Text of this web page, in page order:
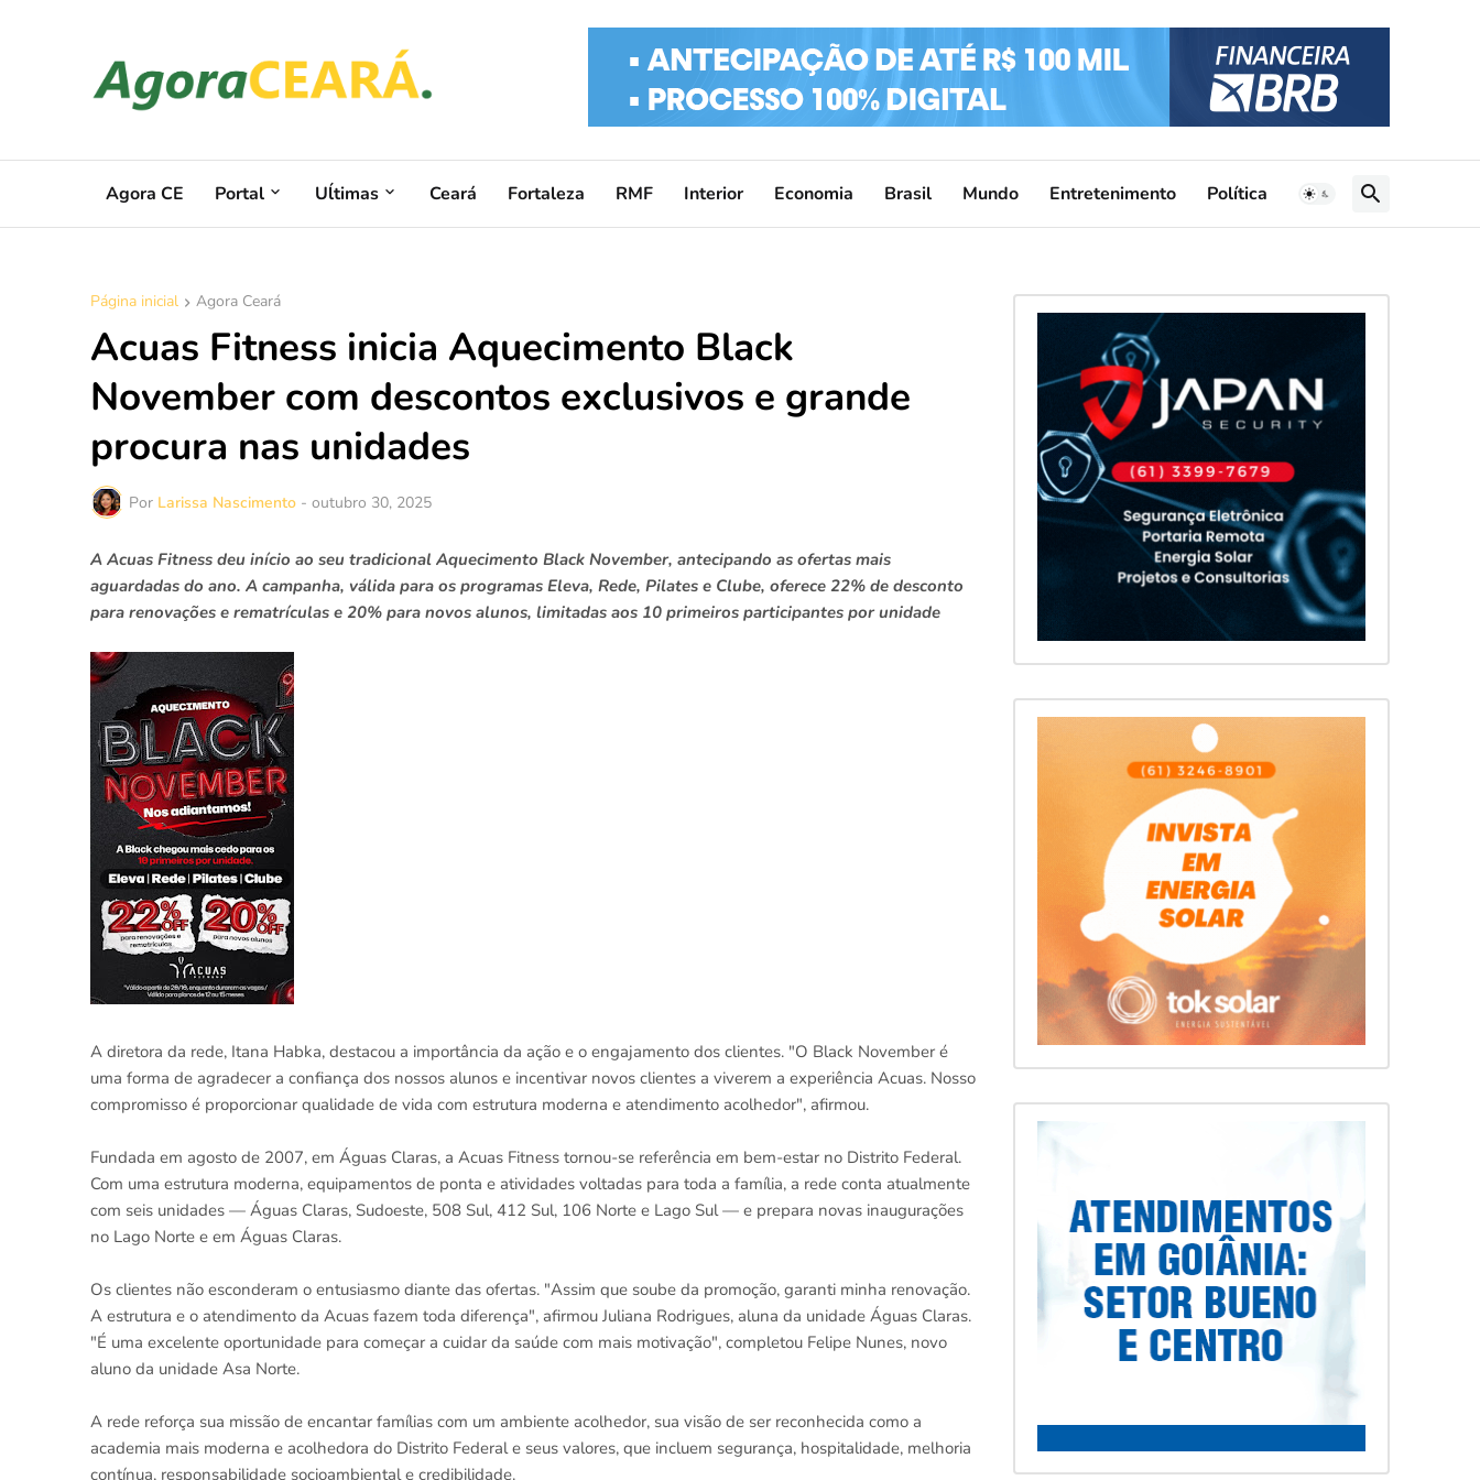
Agora CE Portal Uĺtimas Ceará Fortaleza RMF Interior Economia Brasil Mundo Entretenimento Política
Página inicial Agora Ceará
Acuas Fitness inicia Aquecimento Black
November com descontos exclusivos e grande
procura nas unidades
Por Larissa Nascimento - outubro 30, 2025
A Acuas Fitness deu início ao seu tradicional Aquecimento Black November, antecipando as ofertas mais
aguardadas do ano. A campanha, válida para os programas Eleva, Rede, Pilates e Clube, oferece 22% de desconto
para renovações e rematrículas e 20% para novos alunos, limitadas aos 10 primeiros participantes por unidade
A diretora da rede, Itana Habka, destacou a importância da ação e o engajamento dos clientes. "O Black November é
uma forma de agradecer a confiança dos nossos alunos e incentivar novos clientes a viverem a experiência Acuas. Nosso
compromisso é proporcionar qualidade de vida com estrutura moderna e atendimento acolhedor", afirmou.
Fundada em agosto de 2007, em Águas Claras, a Acuas Fitness tornou-se referência em bem-estar no Distrito Federal.
Com uma estrutura moderna, equipamentos de ponta e atividades voltadas para toda a família, a rede conta atualmente
com seis unidades — Águas Claras, Sudoeste, 508 Sul, 412 Sul, 106 Norte e Lago Sul — e prepara novas inaugurações
no Lago Norte e em Águas Claras.
Os clientes não esconderam o entusiasmo diante das ofertas. "Assim que soube da promoção, garanti minha renovação.
A estrutura e o atendimento da Acuas fazem toda diferença", afirmou Juliana Rodrigues, aluna da unidade Águas Claras.
"É uma excelente oportunidade para começar a cuidar da saúde com mais motivação", completou Felipe Nunes, novo
aluno da unidade Asa Norte.
A rede reforça sua missão de encantar famílias com um ambiente acolhedor, sua visão de ser reconhecida como a
academia mais moderna e acolhedora do Distrito Federal e seus valores, que incluem segurança, hospitalidade, melhoria
contínua, responsabilidade socioambiental e credibilidade.